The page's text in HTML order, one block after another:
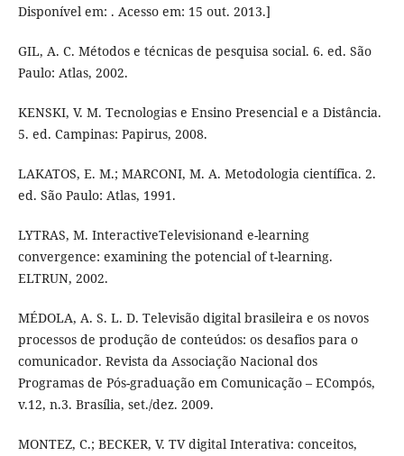
Disponível em: . Acesso em: 15 out. 2013.]
GIL, A. C. Métodos e técnicas de pesquisa social. 6. ed. São
Paulo: Atlas, 2002.
KENSKI, V. M. Tecnologias e Ensino Presencial e a Distância.
5. ed. Campinas: Papirus, 2008.
LAKATOS, E. M.; MARCONI, M. A. Metodologia científica. 2.
ed. São Paulo: Atlas, 1991.
LYTRAS, M. InteractiveTelevisionand e-learning
convergence: examining the potencial of t-learning.
ELTRUN, 2002.
MÉDOLA, A. S. L. D. Televisão digital brasileira e os novos
processos de produção de conteúdos: os desafios para o
comunicador. Revista da Associação Nacional dos
Programas de Pós-graduação em Comunicação – ECompós,
v.12, n.3. Brasília, set./dez. 2009.
MONTEZ, C.; BECKER, V. TV digital Interativa: conceitos,